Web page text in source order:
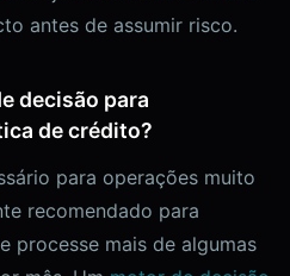
antes de assumir risco.
decisão para
de crédito?
para operações muito
recomendado para
processe mais de algumas